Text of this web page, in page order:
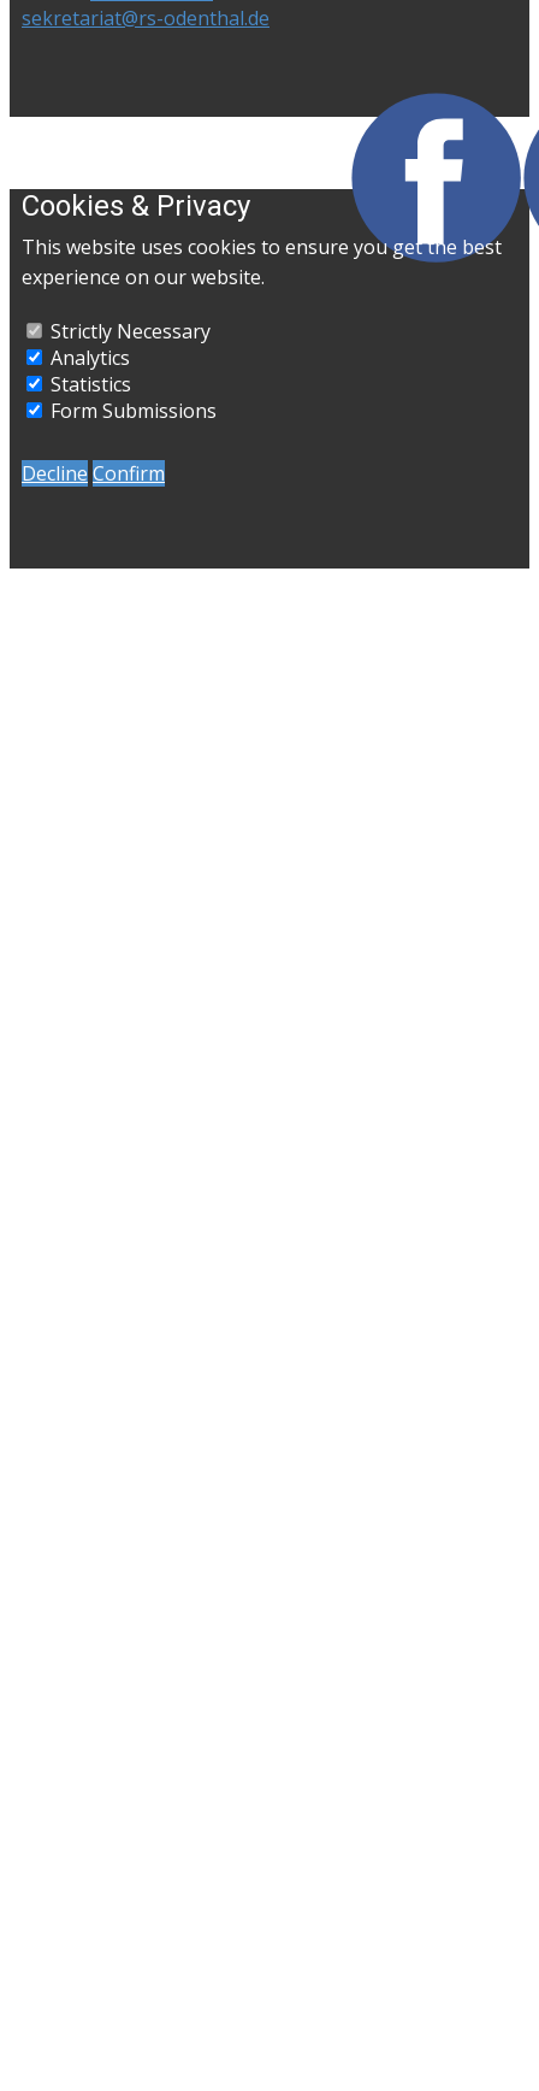
sekretariat@rs-odenthal.de
Cookies & Privacy
This website uses cookies to ensure you get the best
experience on our website.
Strictly Necessary
Analytics
Statistics
Form Submissions
Decline Confirm